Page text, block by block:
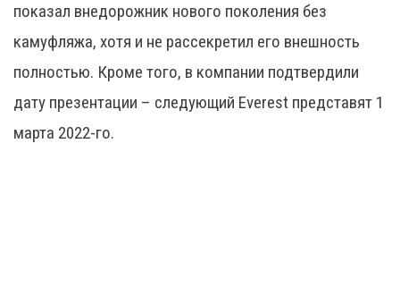
показал внедорожник нового поколения без
камуфляжа, хотя и не рассекретил его внешность
полностью. Кроме того, в компании подтвердили
дату презентации – следующий Everest представят 1
марта 2022-го.